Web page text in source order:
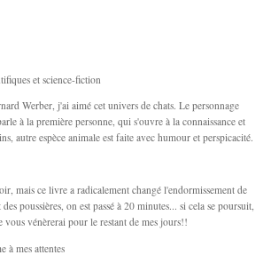
et science-fiction
Werber, j'ai aimé cet univers de chats. Le personnage
à la première personne, qui s'ouvre à la connaissance et
autre espèce animale est faite avec humour et perspicacité.
mais ce livre a radicalement changé l'endormissement de
poussières, on est passé à 20 minutes... si cela se poursuit,
vous vénèrerai pour le restant de mes jours!!
à mes attentes